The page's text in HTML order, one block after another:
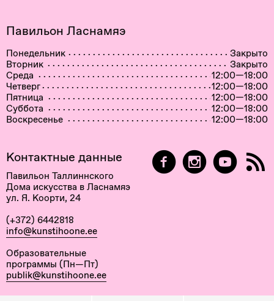
Павильон Ласнамяэ
Понедельник
Закрыто
Вторник
Закрыто
Среда
12:00—18:00
Четверг
12:00—18:00
Пятница
12:00—18:00
Суббота
12:00—18:00
Воскресенье
12:00—18:00
Контактные данные
Павильон Таллиннского
Дома искусства в Ласнамяэ
ул. Я. Коорти, 24
(+372) 6442818
info@kunstihoone.ee
Образовательные
программы (Пн—Пт)
publik@kunstihoone.ee